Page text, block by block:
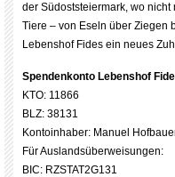
der Südoststeiermark, wo
Tiere – von Eseln über Ziegen
Lebenshof Fides ein neues
Spendenkonto Lebenshof
KTO: 11866
BLZ: 38131
Kontoinhaber: Manuel
Für Auslandsüberweisungen:
BIC: RZSTAT2G131